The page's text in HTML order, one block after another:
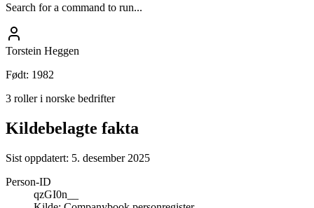
Search for a command to run...
Torstein Heggen
Født: 1982
3 roller i norske bedrifter
Kildebelagte fakta
Sist oppdatert: 5. desember 2025
Person-ID
qzGI0n__